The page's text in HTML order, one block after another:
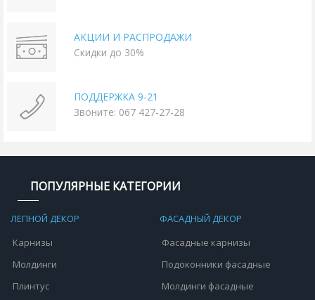
АКЦИИ И РАСПРОДАЖИ
Скидки до 30%
ПОДДЕРЖКА 9-21
Звоните: 067 427-27-28
ПОПУЛЯРНЫЕ КАТЕГОРИИ
ЛЕПНОЙ ДЕКОР
Карнизы
Молдинги
Плинтус
ФАСАДНЫЙ ДЕКОР
Фасадные карнизы
Подоконники фасадные
Молдинги фасадные